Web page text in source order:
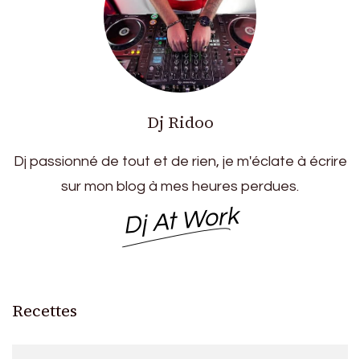
Dj Ridoo
Dj passionné de tout et de rien, je m'éclate à écrire
sur mon blog à mes heures perdues.
Dj At Work
Recettes